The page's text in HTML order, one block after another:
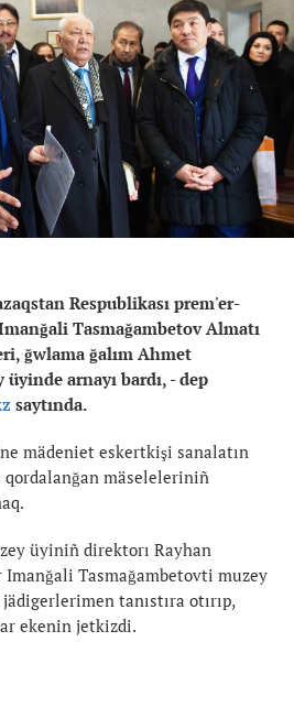
Respublikası prem'er-
Tasmağambetov Almatı
ğwlama ğalım Ahmet
arnayı bardı, - dep
saytında.
mädeniet eskertkişi sanalatın
qordalanğan mäseleleriniñ
üyiniñ direktorı Rayhan
Imanğali Tasmağambetovti muzey
jädigerlerimen tanıstıra otırıp,
ekenin jetkizdi.